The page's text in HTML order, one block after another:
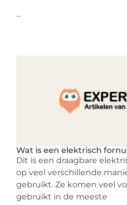
...
Wat is een elektrisch
Dit is een draagbare
op veel verschillende
gebruikt. Ze komen veel
gebruikt in de meeste